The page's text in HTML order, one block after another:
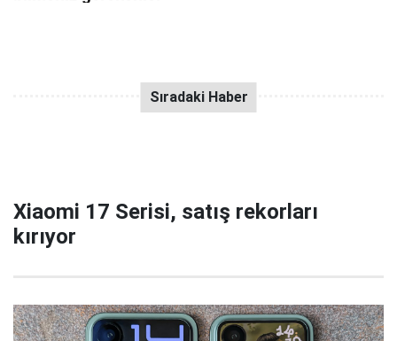
Xiaomi 17 Serisi, satış rekorları
kırıyor